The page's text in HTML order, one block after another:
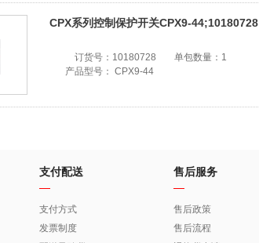
CPX系列控制保护开关CPX9-44;10180728
订货号： 10180728 单包数量： 1
产品型号： CPX9-44
支付配送
支付方式
发票制度
售后服务
售后政策
售后流程